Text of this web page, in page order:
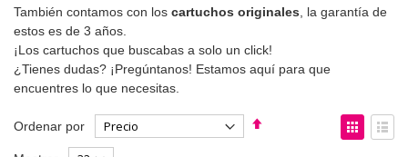
También contamos con los cartuchos originales , la garantía de
estos es de 3 años.
¡Los cartuchos que buscabas a solo un click!
¿Tienes dudas? ¡Pregúntanos! Estamos aquí para que
encuentres lo que necesitas.
Ordenar por
Fijar
Ver
como